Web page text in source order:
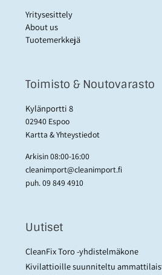
Yritysesittely
About us
Tuotemerkkejä
Toimisto & Noutovarasto
Kylänportti 8
02940 Espoo
Kartta & Yhteystiedot
Arkisin 08:00-16:00
cleanimport@cleanimport.fi
puh.09 849 4910
Uutiset
CleanFix Toro -yhdistelmäkone
Kivilattioille suunniteltu